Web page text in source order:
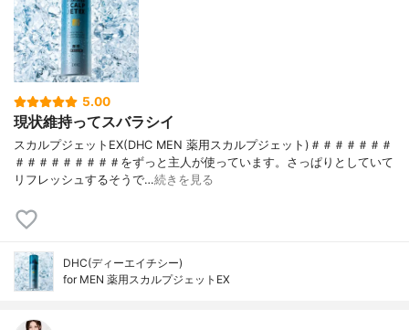
5.00
現状維持ってスバラシイ
スカルプジェットEX(DHC MEN 薬用スカルプジェット)＃＃＃＃＃＃＃
＃＃＃＃＃＃＃＃＃をずっと主人が使っています。さっぱりとしていて
リフレッシュするそうで…続きを見る
DHC(ディーエイチシー)
for MEN 薬用スカルプジェットEX